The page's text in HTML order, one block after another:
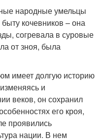
народные умельцы
кочевников – она
согревала в суровые
от зноя, была
имеет долгую историю
и
веков, он сохранил
его кроя,
проявились
нации. В нем